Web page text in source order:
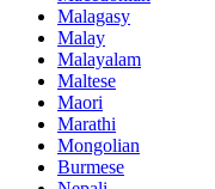
Malagasy
Malay
Malayalam
Maltese
Maori
Marathi
Mongolian
Burmese